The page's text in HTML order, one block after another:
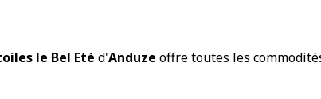
le Bel Eté d'Anduze offre toutes les